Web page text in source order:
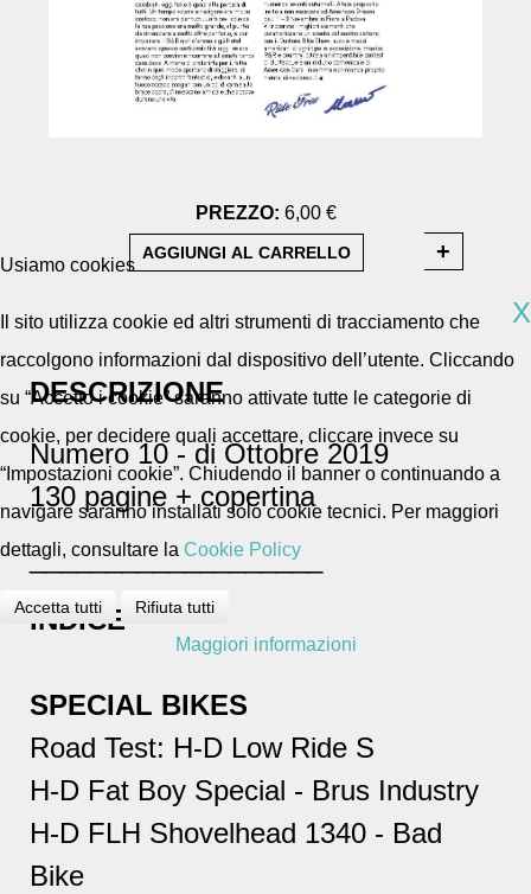
PREZZO: 6,00 €
DESCRIZIONE
Numero 10 - di Ottobre 2019
130 pagine + copertina
___________________
INDICE
SPECIAL BIKES
Road Test: H-D Low Ride S
H-D Fat Boy Special - Brus Industry
H-D FLH Shovelhead 1340 - Bad
Bike
Usiamo cookies
X
Il sito utilizza cookie ed altri strumenti di tracciamento che
raccolgono informazioni dal dispositivo dell’utente. Cliccando
su “Accetto i cookie” saranno attivate tutte le categorie di
cookie, per decidere quali accettare, cliccare invece su
“Impostazioni cookie”. Chiudendo il banner o continuando a
navigare saranno installati solo cookie tecnici. Per maggiori
dettagli, consultare la Cookie Policy
Accetta tutti Rifiuta tutti
Maggiori informazioni